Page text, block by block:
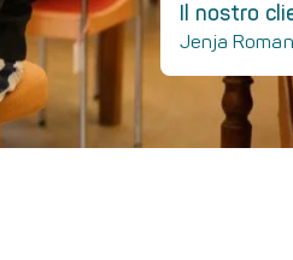
Il nostro
Jenja